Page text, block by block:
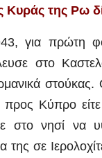
Κυράς της Ρω
για πρώτη
στο
στούκας.
προς Κύπρο
στο νησί να
της σε